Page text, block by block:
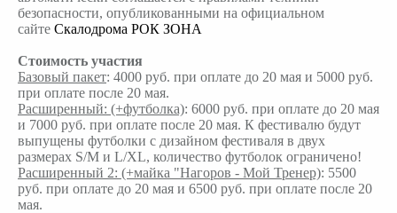
безопасности, опубликованными на официальном
сайте Скалодрома РОК ЗОНА
Стоимость участия
Базовый пакет: 4000 руб. при оплате до 20 мая и 5000 руб.
при оплате после 20 мая.
Расширенный: (+футболка): 6000 руб. при оплате до 20 мая
и 7000 руб. при оплате после 20 мая. К фестивалю будут
выпущены футболки с дизайном фестиваля в двух
размерах S/M и L/XL, количество футболок ограничено!
Расширенный 2: (+майка "Нагоров - Мой Тренер): 5500
руб. при оплате до 20 мая и 6500 руб. при оплате после 20
мая.